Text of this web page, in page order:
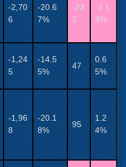
-2,70
6
-20.6
7%
-23
3
-2.1
9%
-1,24
5
-14.5
5%
47
0.6
5%
-1,96
8
-20.1
8%
95
1.2
4%